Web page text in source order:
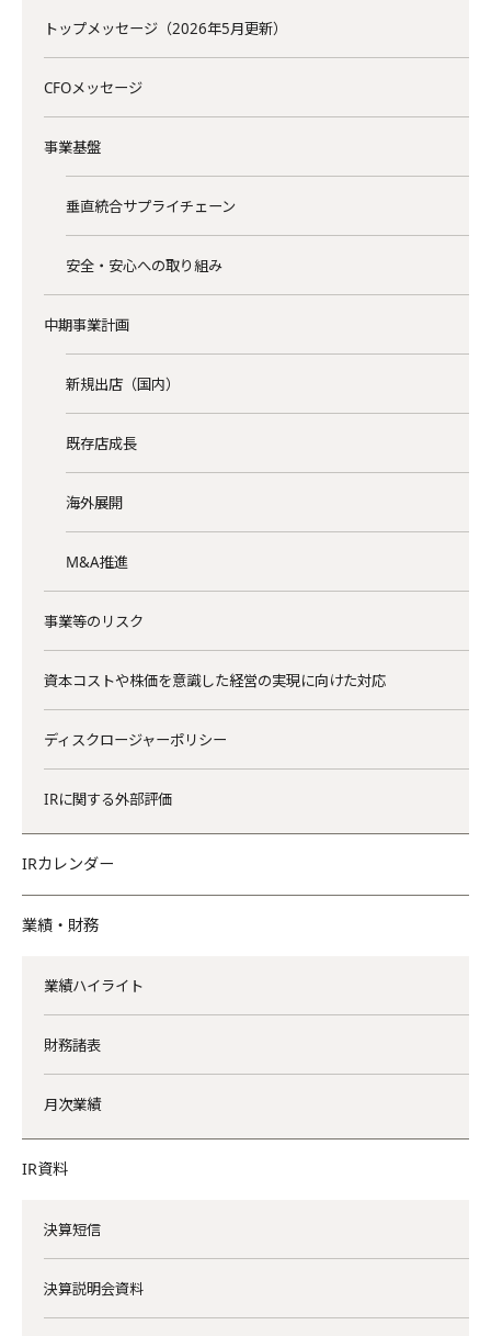
トップメッセージ（2026年5月更新）
CFOメッセージ
事業基盤
垂直統合サプライチェーン
安全・安心への取り組み
中期事業計画
新規出店（国内）
既存店成長
海外展開
M&A推進
事業等のリスク
資本コストや株価を意識した経営の実現に向けた対応
ディスクロージャーポリシー
IRに関する外部評価
IRカレンダー
業績・財務
業績ハイライト
財務諸表
月次業績
IR資料
決算短信
決算説明会資料